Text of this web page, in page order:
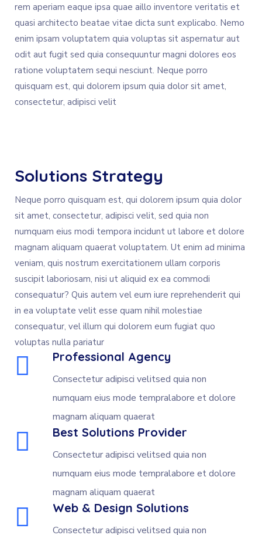
rem aperiam eaque ipsa quae aillo inventore veritatis et
quasi architecto beatae vitae dicta sunt explicabo. Nemo
enim ipsam voluptatem quia voluptas sit aspernatur aut
odit aut fugit sed quia consequuntur magni dolores eos
ratione voluptatem sequi nesciunt. Neque porro
quisquam est, qui dolorem ipsum quia dolor sit amet,
consectetur, adipisci velit
Solutions Strategy
Neque porro quisquam est, qui dolorem ipsum quia dolor
sit amet, consectetur, adipisci velit, sed quia non
numquam eius modi tempora incidunt ut labore et dolore
magnam aliquam quaerat voluptatem. Ut enim ad minima
veniam, quis nostrum exercitationem ullam corporis
suscipit laboriosam, nisi ut aliquid ex ea commodi
consequatur? Quis autem vel eum iure reprehenderit qui
in ea voluptate velit esse quam nihil molestiae
consequatur, vel illum qui dolorem eum fugiat quo
voluptas nulla pariatur
Professional Agency
Consectetur adipisci velitsed quia non
numquam eius mode tempralabore et dolore
magnam aliquam quaerat
Best Solutions Provider
Consectetur adipisci velitsed quia non
numquam eius mode tempralabore et dolore
magnam aliquam quaerat
Web & Design Solutions
Consectetur adipisci velitsed quia non